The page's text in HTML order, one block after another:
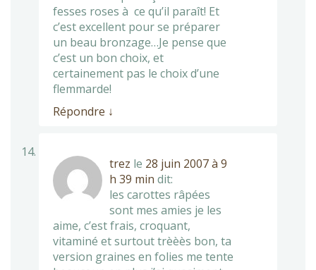
fesses roses à ce qu’il paraît! Et
c’est excellent pour se préparer
un beau bronzage…Je pense que
c’est un bon choix, et
certainement pas le choix d’une
flemmarde!
Répondre ↓
trez le 28 juin 2007 à 9
h 39 min dit:
les carottes râpées
sont mes amies je les
aime, c’est frais, croquant,
vitaminé et surtout trèèès bon, ta
version graines en folies me tente